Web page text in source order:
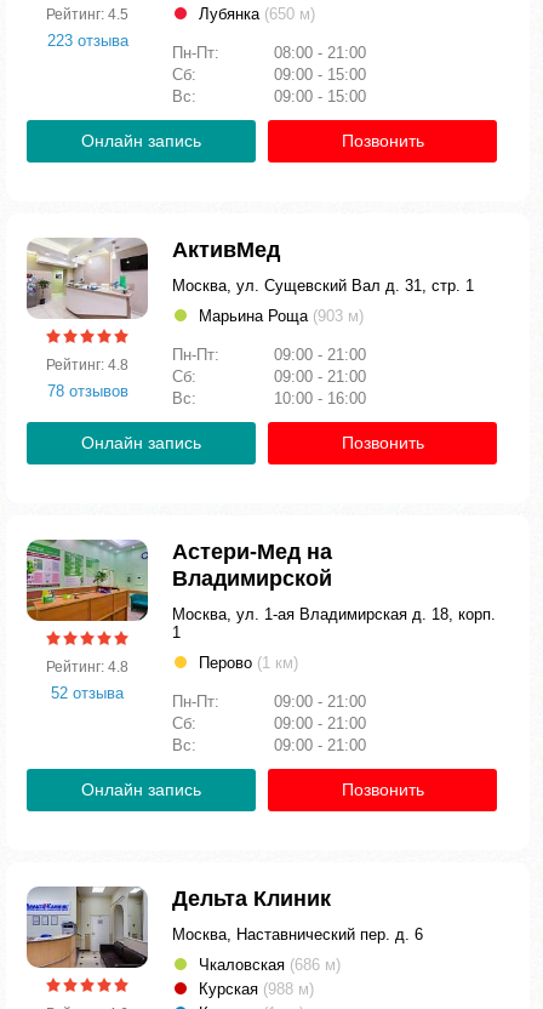
Рейтинг: 4.5
223 отзыва
Лубянка (650 м)
Пн-Пт:
08:00 - 21:00
Сб:
09:00 - 15:00
Вс:
09:00 - 15:00
Онлайн запись Позвонить
Рейтинг: 4.8
78 отзывов
АктивМед
Москва, ул. Сущевский Вал д. 31, стр. 1
Марьина Роща (903 м)
Пн-Пт:
09:00 - 21:00
Сб:
09:00 - 21:00
Вс:
10:00 - 16:00
Онлайн запись Позвонить
Рейтинг: 4.8
52 отзыва
Астери-Мед на
Владимирской
Москва, ул. 1-ая Владимирская д. 18, корп.
1
Перово (1 км)
Пн-Пт:
09:00 - 21:00
Сб:
09:00 - 21:00
Вс:
09:00 - 21:00
Онлайн запись Позвонить
Дельта Клиник
Москва, Наставнический пер. д. 6
Чкаловская (686 м)
Курская (988 м)